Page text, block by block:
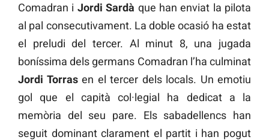
Comadran i Jordi Sardà que han enviat la pilota
al pal consecutivament. La doble ocasió ha estat
el preludi del tercer. Al minut 8, una jugada
boníssima dels germans Comadran l’ha culminat
Jordi Torrasen el tercer dels locals. Un emotiu
gol que el capità col·legial ha dedicat a la
memòria del seu pare. Els sabadellencs han
seguit dominant clarament el partit i han pogut